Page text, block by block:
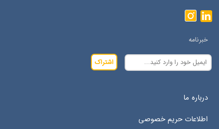
خبرنامه
اشتراک
درباره ما
اطلاعات حریم خصوصی